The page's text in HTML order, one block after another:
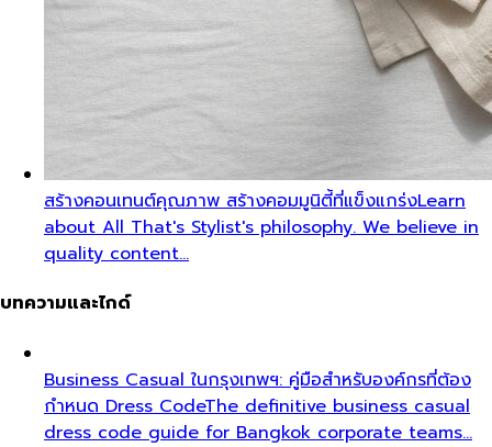
สร้างคอนเทนต์คุณภาพ สร้างคอมมูนิตี้ที่แข็งแกร่งLearn
about All That's Stylist's philosophy. We believe in
quality content…
บทความและไกด์
Business Casual ในกรุงเทพฯ: คู่มือสำหรับองค์กรที่ต้อง
กำหนด Dress CodeThe definitive business casual
dress code guide for Bangkok corporate teams…